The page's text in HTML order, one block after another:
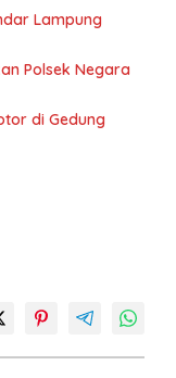
Lampung
Polsek Negara
di Gedung